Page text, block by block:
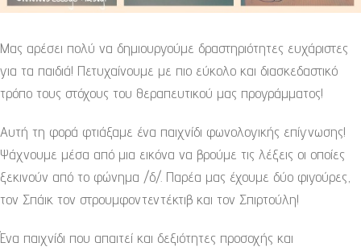
Μας αρέσει πολύ να δημιουργούμε δραστηριότητες ευχάριστες
για τα παιδιά! Πετυχαίνουμε με πιο εύκολο και διασκεδαστικό
τρόπο τους στόχους του θεραπευτικού μας προγράμματος!
Αυτή τη φορά φτιάξαμε ένα παιχνίδι φωνολογικής επίγνωσης!
Ψάχνουμε μέσα από μια εικόνα να βρούμε τις λέξεις οι οποίες
ξεκινούν από το φώνημα /δ/. Παρέα μας έχουμε δύο φιγούρες,
τον Σπάικ τον στρουμφοντεντέκτιβ και τον Σπιρτούλη!
Ένα παιχνίδι που απαιτεί και δεξιότητες προσοχής και